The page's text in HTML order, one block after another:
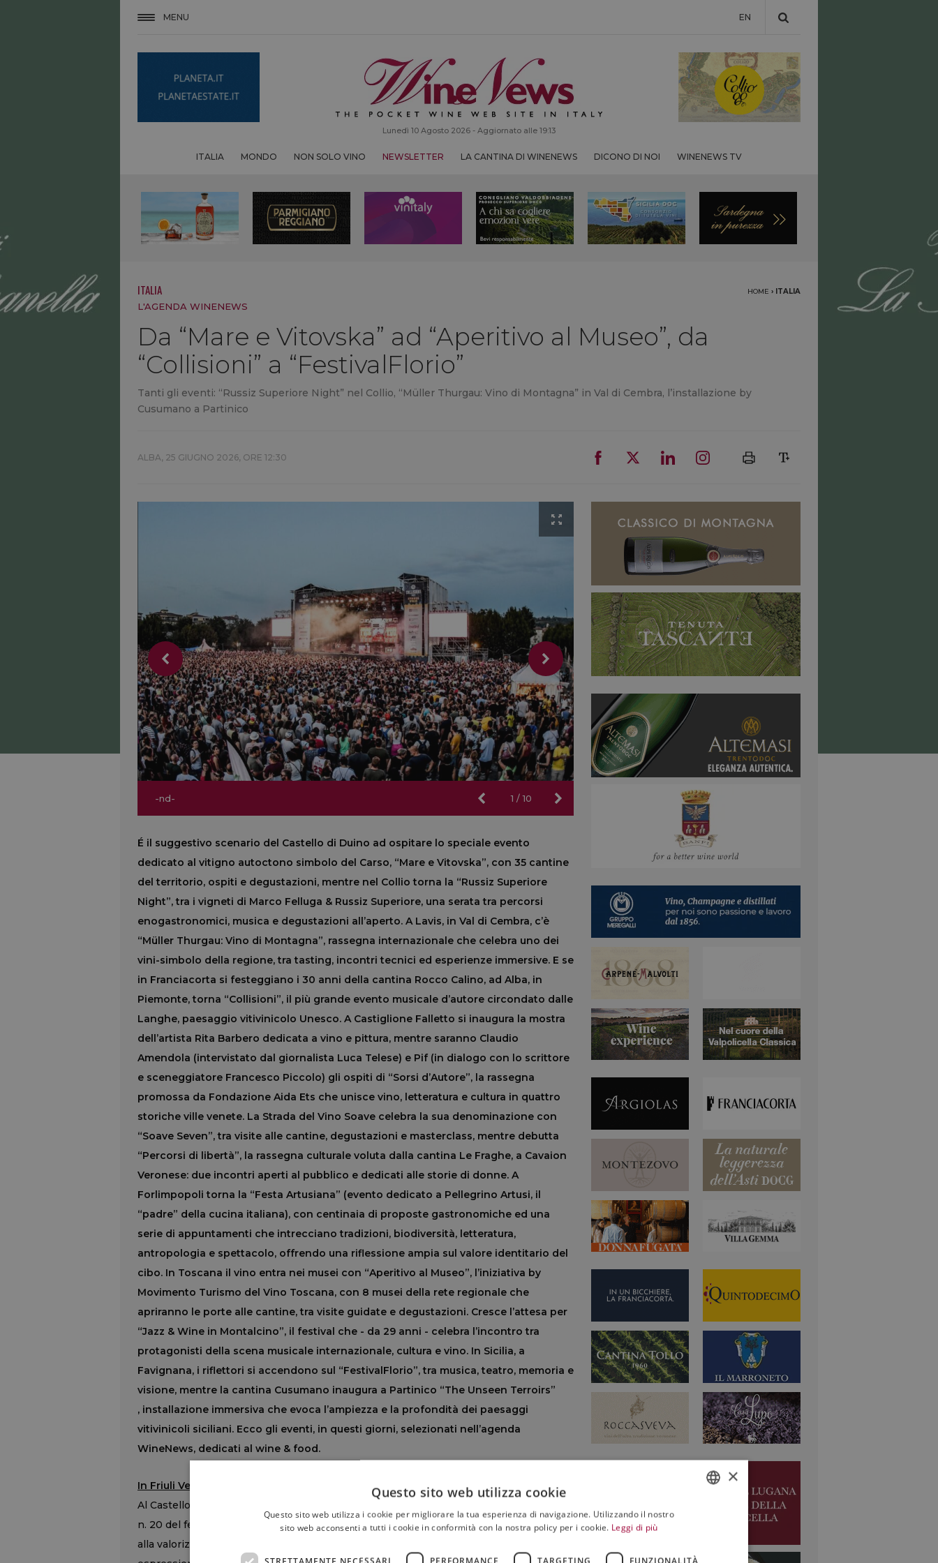
MENU EN
Lunedì 10 Agosto 2026 - Aggiornato alle 19:13
ITALIA MONDO NON SOLO VINO NEWSLETTER LA CANTINA DI WINENEWS DICONO DI NOI WINENEWS TV
ITALIA HOME › ITALIA
L'AGENDA WINENEWS
Da “Mare e Vitovska” ad “Aperitivo al Museo”, da
“Collisioni” a “FestivalFlorio”
Tanti gli eventi: “Russiz Superiore Night” nel Collio, “Müller Thurgau: Vino di Montagna” in Val di Cembra, l’installazione by
Cusumano a Partinico
ALBA, 25 GIUGNO 2026, ORE 12:30
1 /10
-nd-
-nd-
É il suggestivo scenario del Castello di Duino ad ospitare lo speciale evento
dedicato al vitigno autoctono simbolo del Carso, “Mare e Vitovska”, con 35 cantine
del territorio, ospiti e degustazioni, mentre nel Collio torna la “Russiz Superiore
Night”, tra i vigneti di Marco Felluga & Russiz Superiore, una serata tra percorsi
enogastronomici, musica e degustazioni all’aperto. A Lavis, in Val di Cembra, c’è
“Müller Thurgau: Vino di Montagna”, rassegna internazionale che celebra uno dei
vini-simbolo della regione, tra tasting, incontri tecnici ed esperienze immersive. E se
in Franciacorta si festeggiano i 30 anni della cantina Rocco Calino, ad Alba, in
Piemonte, torna “Collisioni”, il più grande evento musicale d’autore circondato dalle
Langhe, paesaggio vitivinicolo Unesco. A Castiglione Falletto si inaugura la mostra
dell’artista Rita Barbero dedicata a vino e pittura, mentre saranno Claudio
Amendola (intervistato dal giornalista Luca Telese) e Pif (in dialogo con lo scrittore
e sceneggiatore Francesco Piccolo) gli ospiti di “Sorsi d’Autore”, la rassegna
promossa da Fondazione Aida Ets che unisce vino, letteratura e cultura in quattro
storiche ville venete. La Strada del Vino Soave celebra la sua denominazione con
“Soave Seven”, tra visite alle cantine, degustazioni e masterclass, mentre debutta
“Percorsi di libertà”, la rassegna culturale voluta dalla cantina Le Fraghe, a Cavaion
Veronese: due incontri aperti al pubblico e dedicati alle storie di donne. A
Forlimpopoli torna la “Festa Artusiana” (evento dedicato a Pellegrino Artusi, il
“padre” della cucina italiana), con centinaia di proposte gastronomiche ed una
serie di appuntamenti che intrecciano tradizioni, biodiversità, letteratura,
antropologia e spettacolo, offrendo una riflessione ampia sul valore identitario del
cibo. In Toscana il vino entra nei musei con “Aperitivo al Museo”, l’iniziativa by
Movimento Turismo del Vino Toscana, con 8 musei della rete regionale che
apriranno le porte alle cantine, tra visite guidate e degustazioni. Cresce l’attesa per
“Jazz & Wine in Montalcino”, il festival che - da 29 anni - celebra l’incontro tra
protagonisti della scena musicale internazionale, cultura e vino. In Sicilia, a
Favignana, i riflettori si accendono sul “FestivalFlorio”, tra musica, teatro, memoria e
visione, mentre la cantina Cusumano inaugura a Partinico “The Unseen Terroirs”
, installazione immersiva che evoca l’ampiezza e la profondità dei paesaggi
vitivinicoli siciliani. Ecco gli eventi, in questi giorni, selezionati nell’agenda
WineNews, dedicati al wine & food.
In Friuli Venezia Giulia, da “Mare e Vitovska” a “Russiz Superiore Night”
Al Castello di Duino, a Duino Aurisina (Trieste), il 26 e 27 giugno va in scena l’edizione
n. 20 del festival
“Mare e Vitovska”, uno degli appuntamenti più significativi dedicati
alla valorizzazione della Vitovska e del territorio carsico: 35 cantine locali, oltre 50
×
Questo sito web utilizza cookie
Questo sito web utilizza i cookie per migliorare la tua esperienza di navigazione. Utilizzando il nostro
sito web acconsenti a tutti i cookie in conformità con la nostra policy per i cookie. Leggi di più
STRETTAMENTE NECESSARI PERFORMANCE TARGETING FUNZIONALITÀ